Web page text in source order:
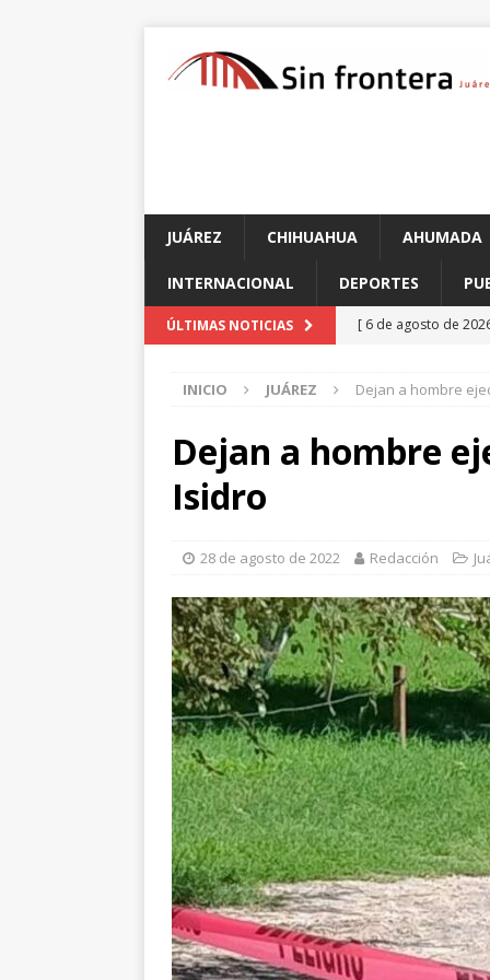
JUÁREZ CHIHUAHUA AHUMADA
INTERNACIONAL DEPORTES
ÚLTIMAS NOTICIAS [ 6 de agosto de
[ 6 de agosto de
CHIHUAHUA
[ 6 de agosto de
[ 6 de agosto de
evidencias clave en
INICIO JUÁREZ Dejan a hombre
Dejan a hombre
Isidro
28 de agosto de 2022 Redacción